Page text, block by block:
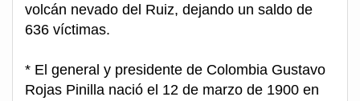
volcán nevado del Ruiz, dejando un saldo de
636 víctimas.
* El general y presidente de Colombia Gustavo
Rojas Pinilla nació el 12 de marzo de 1900 en